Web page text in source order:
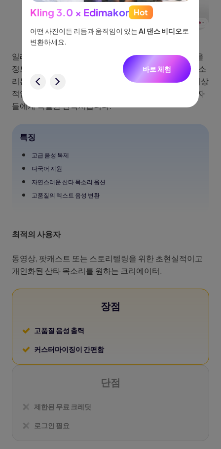
일레븐랩스는 최첨단 복제 기술을 사용하여 믿을 수 없을
정도로 실제와 똑같은 음성 합성을 생성합니다. 산타 목소
리는 감성적이고 자연스러우며 인사말이나 이야기에 이상
적입니다. 고품질의 휴일 성우 보이스오버를 찾는 제작자
들에게 탁월한 선택지입니다.
특징
고급 음성 복제
다국어 지원
자연스러운 산타 목소리 옵션
고품질의 텍스트 음성 변환
최적의 사용자
동영상, 팟캐스트 또는 스토리텔링을 위한 초현실적이고
개인화된 산타 목소리를 원하는 크리에이터.
장점
고품질 음성 출력
커스터마이징이 간편함
단점
제한된 무료 크레딧
로그인 필요
Kling 3.0 × Edimakor Hot
어떤 사진이든 리듬과 움직임이 있는AI 댄스 비디오로
변환하세요.
바로 체험
니다.